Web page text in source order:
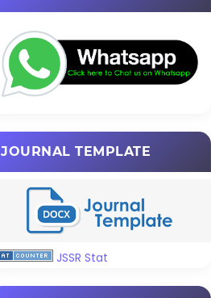
JOURNAL TEMPLATE
JSSR Stat